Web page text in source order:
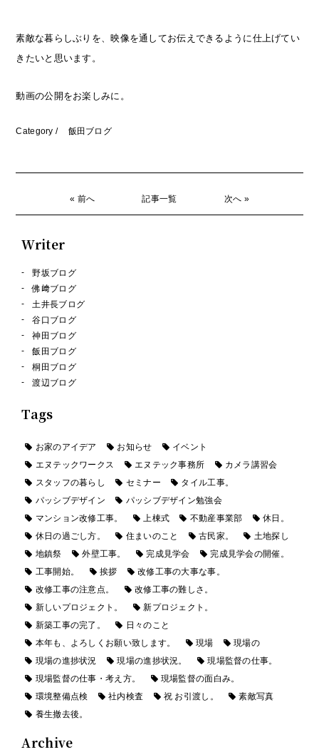
素敵な暮らしぶりを、映像を通してお伝えできるように仕上げてい
きたいと思います。
動画の公開をお楽しみに。
Category / 飯田ブログ
« 前へ 記事一覧 次へ »
Writer
野坂ブログ
佛﨑ブログ
土井長ブログ
谷口ブログ
神田ブログ
飯田ブログ
桐田ブログ
渡辺ブログ
Tags
お家のアイデア お知らせ
イベント
エヌテックワークス
エヌテック事務所
カメラ講習会
スタッフの暮らし
セミナー
タイル工事。
パッシブデザイン
パッシブデザイン勉強会
マンション改修工事。
上棟式 不動産事業部
休日。
休日の過ごし方。
住まいのこと 古民家。
土地探し
地鎮祭
外壁工事。 完成見学会
完成見学会の開催。
工事開始。
挨拶
改修工事の大事な事。
改修工事の注意点。
改修工事の難しさ。
新しいプロジェクト。
新プロジェクト。
新築工事の完了。
日々のこと
本年も、よろしくお願い致します。
現場
現場の
現場の進捗状況
現場の進捗状況。
現場監督の仕事。
現場監督の仕事・考え方。
現場監督の面白み。
環境整備点検
社内検査 祝 お引渡し。
素敵写真
養生撤去後。
Archive